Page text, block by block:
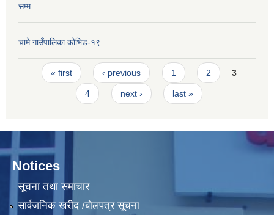
सम्म
चामे गाउँपालिका कोभिड-१९
Pages
« first ‹ previous 1 2 3
4 next › last »
Notices
सूचना तथा समाचार
सार्वजनिक खरीद /बोलपत्र सूचना